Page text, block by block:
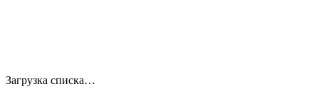
Загрузка списка…